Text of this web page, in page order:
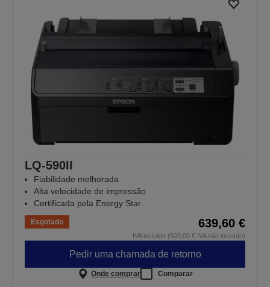
LQ-590II
Fiabilidade melhorada
Alta velocidade de impressão
Certificada pela Energy Star
Esgotado 639,60 €
IVA incluído (520,00 € IVA não incluído)
Pedir uma chamada de retorno
Onde comprar Comparar